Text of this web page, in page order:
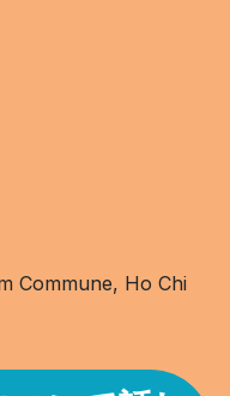
Commune, Ho Chi